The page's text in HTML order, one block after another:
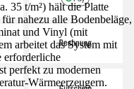
35 t/m²) hält die Platte
nahezu alle Bodenbeläge,
und Vinyl (mit
arbeitet das System mit
erforderliche
perfekt zu modernen
Wärmeerzeugern.